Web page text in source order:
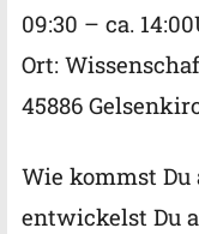
09:30 – ca.
Ort:
45886
Wie kommst Du
entwickelst Du